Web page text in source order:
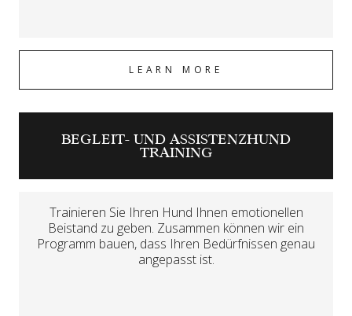
LEARN MORE
BEGLEIT- UND ASSISTENZHUND
TRAINING
Trainieren Sie Ihren Hund Ihnen emotionellen
Beistand zu geben. Zusammen können wir ein
Programm bauen, dass Ihren Bedürfnissen genau
angepasst ist.